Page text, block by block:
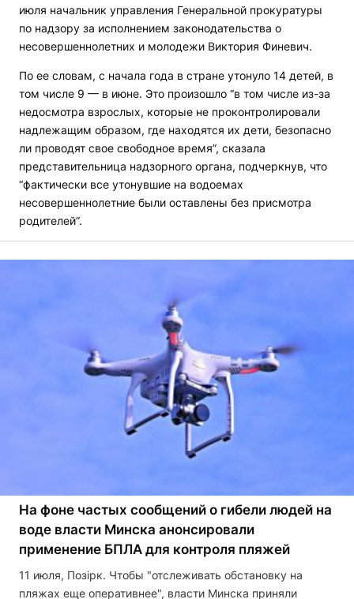
июля начальник управления Генеральной прокуратуры
по надзору за исполнением законодательства о
несовершеннолетних и молодежи Виктория Финевич.
По ее словам, с начала года в стране утонуло 14 детей, в
том числе 9 — в июне. Это произошло “в том числе из-за
недосмотра взрослых, которые не проконтролировали
надлежащим образом, где находятся их дети, безопасно
ли проводят свое свободное время”, сказала
представительница надзорного органа, подчеркнув, что
“фактически все утонувшие на водоемах
несовершеннолетние были оставлены без присмотра
родителей”.
На фоне частых сообщений о гибели людей на
воде власти Минска анонсировали
применение БПЛА для контроля пляжей
11 июля, Позірк. Чтобы "отслеживать обстановку на
пляжах еще оперативнее", власти Минска приняли